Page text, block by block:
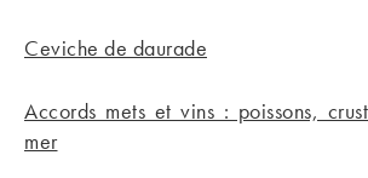
Ceviche de daurade
Accords mets et vins : poissons,
mer